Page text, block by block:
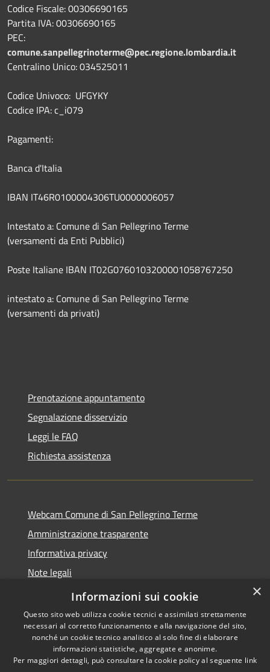
Codice Fiscale: 00306690165
Partita IVA: 00306690165
PEC:
comune.sanpellegrinoterme@pec.regione.lombardia.it
Centralino Unico: 034525011
Codice Univoco: UFGYKY
Codice IPA: c_i079
Pagamenti:
Banca d'Italia
IBAN IT46R0100004306TU0000006057
Intestato a: Comune di San Pellegrino Terme
(versamenti da Enti Pubblici)
Poste Italiane IBAN IT02G0760103200001058767250
intestato a: Comune di San Pellegrino Terme
(versamenti da privati)
Prenotazione appuntamento
Segnalazione disservizio
Leggi le FAQ
Richiesta assistenza
Webcam Comune di San Pellegrino Terme
Amministrazione trasparente
Informativa privacy
Note legali
Dichiarazione di accessibilità
Accessibilità
Copyright © 2026 • Comune di
San Pellegrino Terme •
×
Informazioni sui cookie
Questo sito web utilizza cookie tecnici e assimilati strettamente
necessari al corretto funzionamento e alla navigazione del sito,
nonché un cookie tecnico analitico al solo fine di elaborare
informazioni statistiche, aggregate e anonime.
Per maggiori dettagli, può consultare la cookie policy al seguente link